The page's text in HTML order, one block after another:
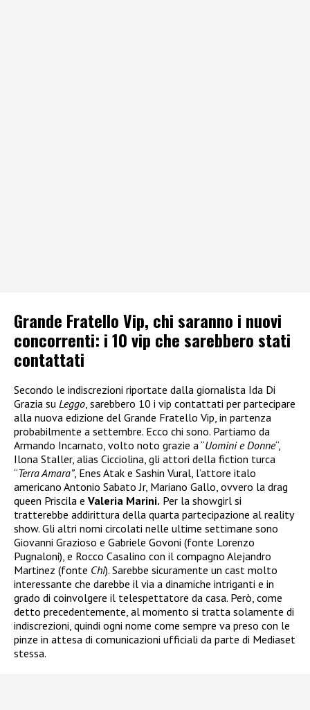
Grande Fratello Vip, chi saranno i nuovi
concorrenti: i 10 vip che sarebbero stati
contattati
Secondo le indiscrezioni riportate dalla giornalista Ida Di
Grazia su Leggo, sarebbero 10 i vip contattati per partecipare
alla nuova edizione del Grande Fratello Vip, in partenza
probabilmente a settembre. Ecco chi sono. Partiamo da
Armando Incarnato, volto noto grazie a “Uomini e Donne“,
Ilona Staller, alias Cicciolina, gli attori della fiction turca
“Terra Amara”, Enes Atak e Sashin Vural, l’attore italo
americano Antonio Sabato Jr, Mariano Gallo, ovvero la drag
queen Priscila e Valeria Marini. Per la showgirl si
tratterebbe addirittura della quarta partecipazione al reality
show. Gli altri nomi circolati nelle ultime settimane sono
Giovanni Grazioso e Gabriele Govoni (fonte Lorenzo
Pugnaloni), e Rocco Casalino con il compagno Alejandro
Martinez (fonte Chi). Sarebbe sicuramente un cast molto
interessante che darebbe il via a dinamiche intriganti e in
grado di coinvolgere il telespettatore da casa. Però, come
detto precedentemente, al momento si tratta solamente di
indiscrezioni, quindi ogni nome come sempre va preso con le
pinze in attesa di comunicazioni ufficiali da parte di Mediaset
stessa.